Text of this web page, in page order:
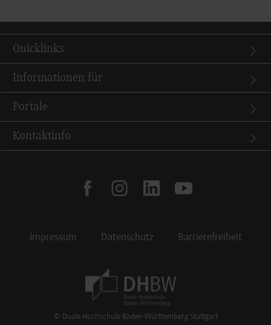
Quicklinks
Informationen für
Portale
Kontaktinfo
facebookinstagramlinkedinyoutube
Impressum Datenschutz Barrierefreiheit
© Duale Hochschule Baden-Württemberg Stuttgart